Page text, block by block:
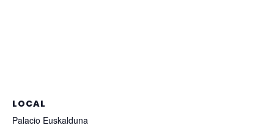
LOCAL
Palacio Euskalduna